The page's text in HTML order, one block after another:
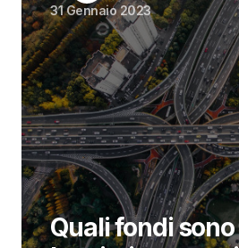
31 Gennaio 2023
Quali fondi